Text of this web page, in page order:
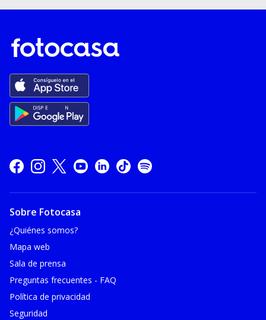
Sobre Fotocasa
¿Quiénes somos?
Mapa web
Sala de prensa
Preguntas frecuentes - FAQ
Política de privacidad
Seguridad